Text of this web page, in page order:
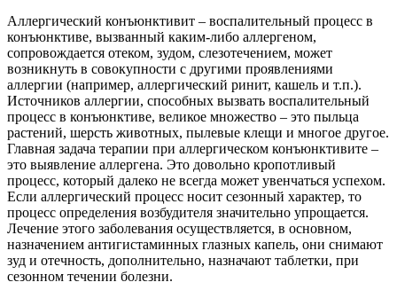
Аллергический конъюнктивит – воспалительный процесс в
конъюнктиве, вызванный каким-либо аллергеном,
сопровождается отеком, зудом, слезотечением, может
возникнуть в совокупности с другими проявлениями
аллергии (например, аллергический ринит, кашель и т.п.).
Источников аллергии, способных вызвать воспалительный
процесс в конъюнктиве, великое множество – это пыльца
растений, шерсть животных, пылевые клещи и многое другое.
Главная задача терапии при аллергическом конъюнктивите –
это выявление аллергена. Это довольно кропотливый
процесс, который далеко не всегда может увенчаться успехом.
Если аллергический процесс носит сезонный характер, то
процесс определения возбудителя значительно упрощается.
Лечение этого заболевания осуществляется, в основном,
назначением антигистаминных глазных капель, они снимают
зуд и отечность, дополнительно, назначают таблетки, при
сезонном течении болезни.